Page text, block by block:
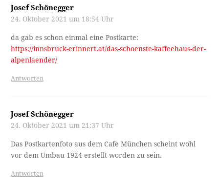
Josef Schönegger
24. Oktober 2021 um 18:54 Uhr
da gab es schon einmal eine Postkarte:
https://innsbruck-erinnert.at/das-schoenste-kaffeehaus-der-
alpenlaender/
Antworten
Josef Schönegger
24. Oktober 2021 um 21:37 Uhr
Das Postkartenfoto aus dem Cafe München scheint wohl
vor dem Umbau 1924 erstellt worden zu sein.
Antworten